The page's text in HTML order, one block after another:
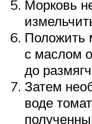
Морковь
Положить
с маслом
до
Затем
воде